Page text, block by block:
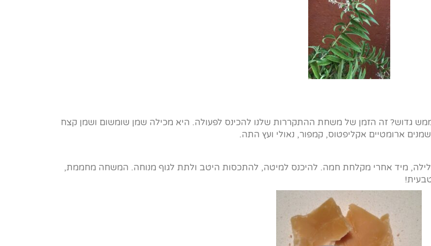
גדוש? זה הזמן של משחת ההתקררות שלנו להכינס לפעולה. היא מכילה שמן שומשום ושמן קצח
ארומטיים אקליפטוס, קמפור, נאולי ועץ התה.
3-4 פעמים ביום ובמיוחד בלילה, מיד אחרי מקלחת חמה. להיכנס למיטה, להתכסות היטב ולתת לגוף מנוחה. המשחה מחממת,